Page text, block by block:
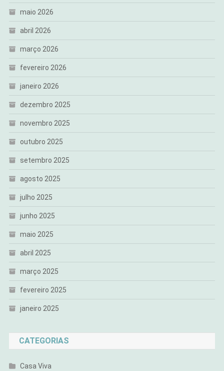
maio 2026
abril 2026
março 2026
fevereiro 2026
janeiro 2026
dezembro 2025
novembro 2025
outubro 2025
setembro 2025
agosto 2025
julho 2025
junho 2025
maio 2025
abril 2025
março 2025
fevereiro 2025
janeiro 2025
CATEGORIAS
Casa Viva